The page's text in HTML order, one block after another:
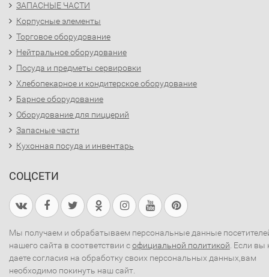
ЗАПАСНЫЕ ЧАСТИ
Корпусные элементы
Торговое оборудование
Нейтральное оборудование
Посуда и предметы сервировки
Хлебопекарное и кондитерское оборудование
Барное оборудование
Оборудование для пиццерий
Запасные части
Кухонная посуда и инвентарь
СОЦСЕТИ
Мы получаем и обрабатываем персональные данные
нашего сайта в соответствии софициальной политикой . Если вы
даете согласия на обработку своих персональных данных,вам
необходимо покинуть наш сайт.